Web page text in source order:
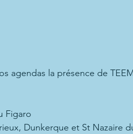
agendas la présence de
Figaro
Dunkerque et St Nazaire